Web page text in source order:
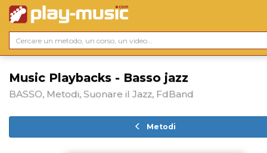
Music Playbacks - Basso jazz
BASSO, Metodi, Suonare il Jazz, FdBand
Metodi